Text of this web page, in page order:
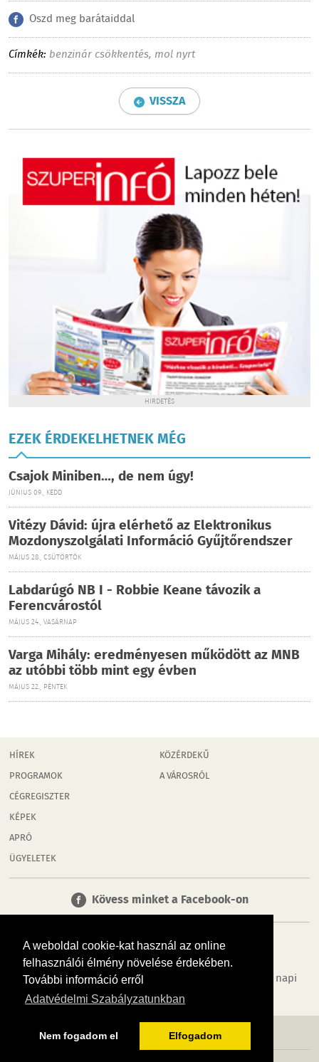
A weboldal cookie-kat használ az online
felhasználói élmény növelése érdekében.
További információ erről
Adatvédelmi Szabályzatunkban
Nem fogadom el Elfogadom
Oszd meg barátaiddal
Címkék: benzinár csökkentés, mol nyrt
VISSZA
HIRDETÉS
EZEK ÉRDEKELHETNEK MÉG
Csajok Miniben…, de nem úgy!
JÚNIUS 09., KEDD
Vitézy Dávid: újra elérhető az Elektronikus
Mozdonyszolgálati Információ Gyűjtőrendszer
MÁJUS 28., CSÜTÖRTÖK
Labdarúgó NB I - Robbie Keane távozik a
Ferencvárostól
MÁJUS 24., VASÁRNAP
Varga Mihály: eredményesen működött az MNB
az utóbbi több mint egy évben
MÁJUS 22., PÉNTEK
HÍREK
PROGRAMOK
CÉGREGISZTER
KÉPEK
APRÓ
ÜGYELETEK
KÖZÉRDEKŰ
A VÁROSRÓL
Kövess minket a Facebook-on
Tudj meg többet városodról! Hírek, programok, képek, napi
menü, cégek…. és minden, ami Mosonmagyaróvár
MÉDIAAJÁNLÓ ADATVÉDELEM IMPRESSZUM RÓLUNK